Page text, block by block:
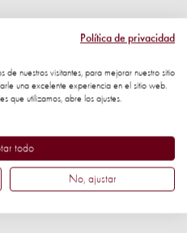
problema en Puno. Erlinda,
les enseñó desde
mordidos por un perro, ya
joven, llevándola al
Política de privacidad
de nuestros visitantes, para mejorar nuestro sitio
una excelente experiencia en el sitio web.
que utilizamos, abre los ajustes.
todo
No, ajustar